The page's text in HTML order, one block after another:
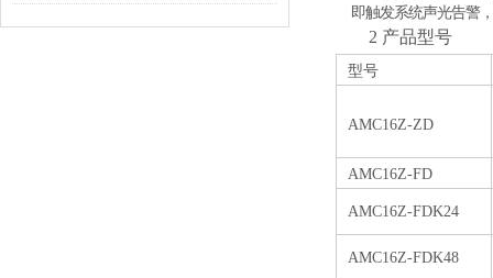
即触发系统声光告警
2 产品型号
型号
AMC16Z-ZD
AMC16Z-FD
AMC16Z-FDK24
AMC16Z-FDK48